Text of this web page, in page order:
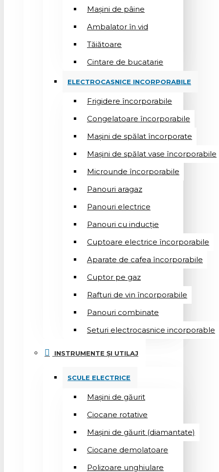
Mașini de pâine
Ambalator în vid
Tăiătoare
Cintare de bucatarie
ELECTROCASNICE INCORPORABILE
Frigidere încorporabile
Congelatoare încorporabile
Mașini de spălat încorporate
Mașini de spălat vase încorporabile
Microunde încorporabile
Panouri aragaz
Panouri electrice
Panouri cu inducție
Cuptoare electrice încorporabile
Aparate de cafea încorporabile
Cuptor pe gaz
Rafturi de vin încorporabile
Panouri combinate
Seturi electrocasnice incorporable
INSTRUMENTE ȘI UTILAJ
SCULE ELECTRICE
Mașini de găurit
Ciocane rotative
Mașini de găurit (diamantate)
Ciocane demolatoare
Polizoare unghiulare